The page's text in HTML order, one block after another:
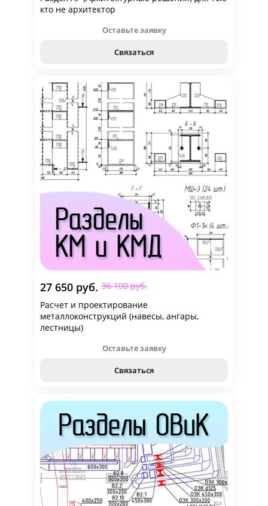
кто не архитектор
Оставьте заявку
Связаться
27 650 руб. 36 100 руб.
Расчет и проектирование
металлоконструкций (навесы, ангары,
лестницы)
Оставьте заявку
Связаться